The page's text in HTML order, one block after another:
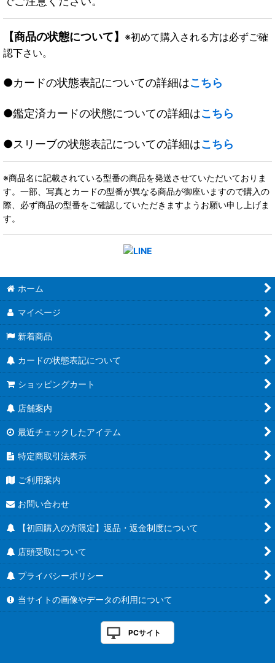
【商品の状態について】 ※初めて購入される方は必ずご確
認下さい。
●カードの状態表記についての詳細はこちら
●鑑定済カードの状態についての詳細はこちら
●スリーブの状態表記についての詳細はこちら
※商品名に記載されている型番の商品を発送させていただいておりま
す。一部、写真とカードの型番が異なる商品が御座いますので購入の
際、必ず商品の型番をご確認していただきますようお願い申し上げま
す。
ホーム
マイページ
新着商品
カードの状態表記について
ショッピングカート
店舗案内
最近チェックしたアイテム
特定商取引法表示
ご利用案内
お問い合わせ
【初回購入の方限定】返品・返金制度について
店頭受取について
プライバシーポリシー
当サイトの画像やデータの利用について
PCサイト